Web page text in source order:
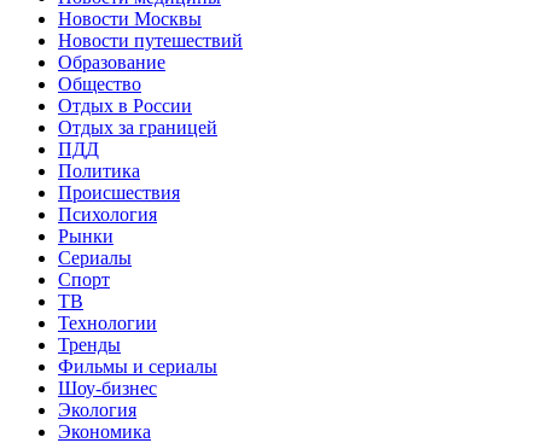
Новости Москвы
Новости путешествий
Образование
Общество
Отдых в России
Отдых за границей
ПДД
Политика
Происшествия
Психология
Рынки
Сериалы
Спорт
ТВ
Технологии
Тренды
Фильмы и сериалы
Шоу-бизнес
Экология
Экономика